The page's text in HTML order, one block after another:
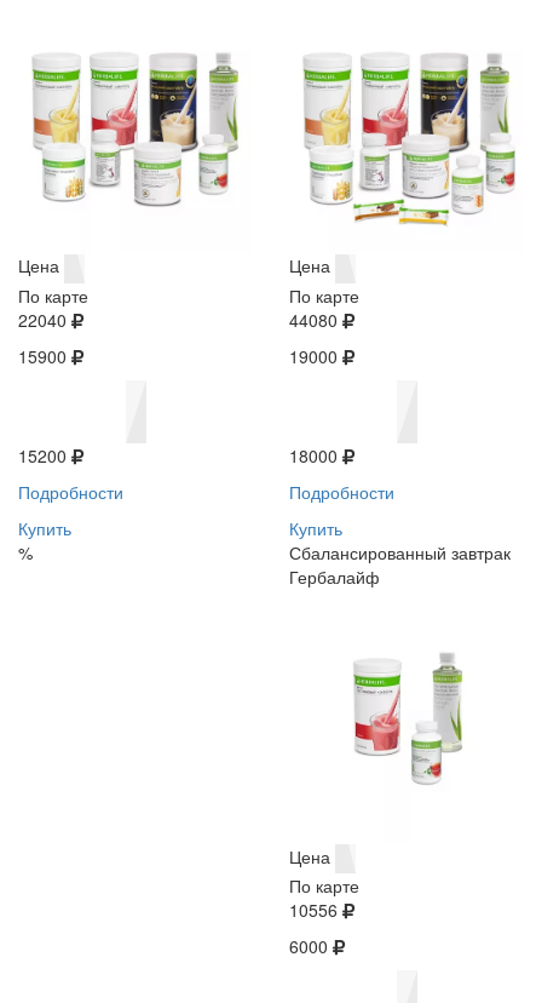
Цена
По карте
22040
15900
15200
Подробности
Купить
%
Цена
По карте
44080
19000
18000
Подробности
Купить
Сбалансированный завтрак
Гербалайф
Цена
По карте
10556
6000